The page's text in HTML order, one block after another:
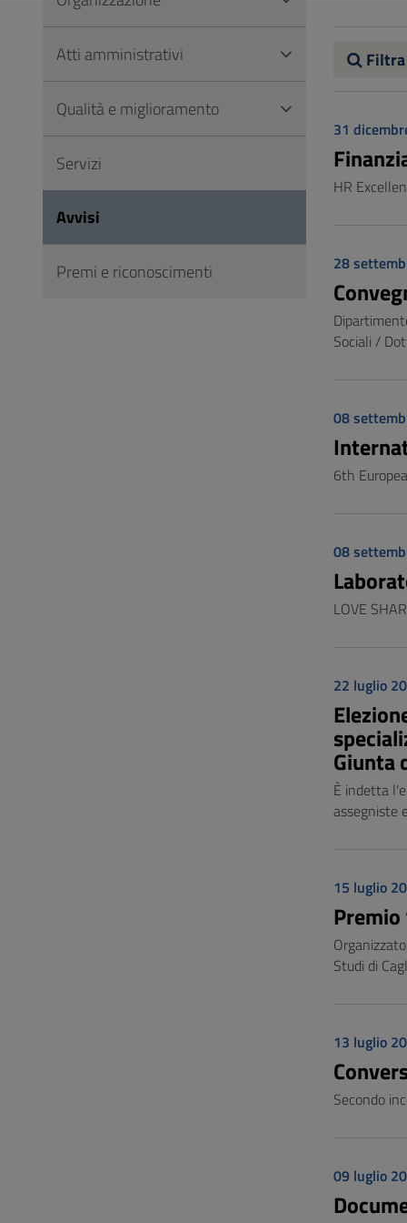
Footer
31
HR
28
Sociali /
08
6th
08
LOVE
22 luglio
Giunta
È indetta
assegniste
15 luglio
Premio
Studi di
13 luglio
Secondo
09 luglio
Atti amministrativi
Qualità e miglioramento
Servizi
Avvisi
Premi e riconoscimenti